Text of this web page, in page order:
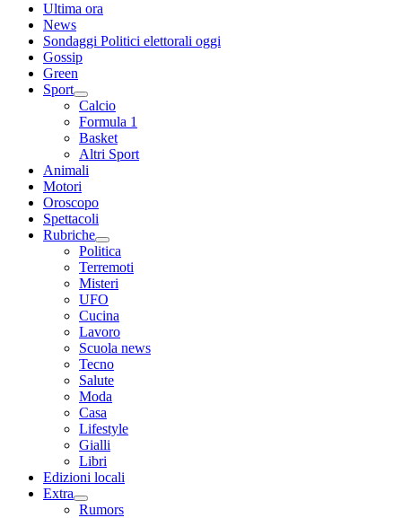
Ultima ora
News
Sondaggi Politici elettorali oggi
Gossip
Green
Sport
Calcio
Formula 1
Basket
Altri Sport
Animali
Motori
Oroscopo
Spettacoli
Rubriche
Politica
Terremoti
Misteri
UFO
Cucina
Lavoro
Scuola news
Tecno
Salute
Moda
Casa
Lifestyle
Gialli
Libri
Edizioni locali
Extra
Rumors